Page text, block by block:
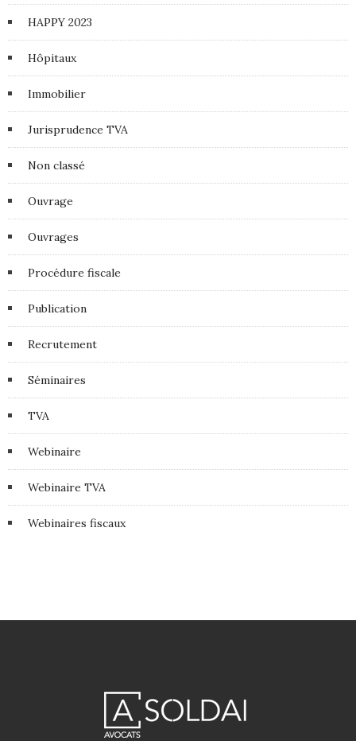
HAPPY 2023
Hôpitaux
Immobilier
Jurisprudence TVA
Non classé
Ouvrage
Ouvrages
Procédure fiscale
Publication
Recrutement
Séminaires
TVA
Webinaire
Webinaire TVA
Webinaires fiscaux